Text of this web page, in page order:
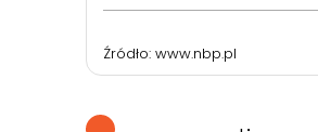
Źródło: www.nbp.pl